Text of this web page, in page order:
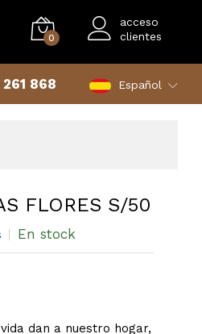
0
acceso
clientes
868 Español
FLORES S/50
En stock
dan a nuestro hogar,